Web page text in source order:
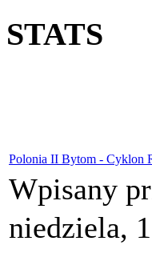
STATS
Polonia II Bytom - Cyklon
Wpisany
niedziela,